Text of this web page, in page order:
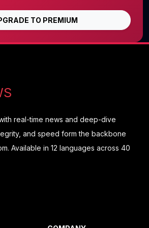
TO PREMIUM
real-time news and deep-dive
and speed form the backbone
Available in 12 languages across 40